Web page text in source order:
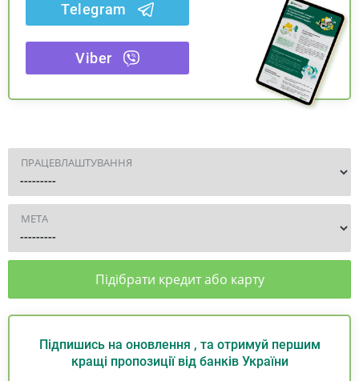
Telegram
Viber
ПРАЦЕВЛАШТУВАННЯ
МЕТА
Підібрати кредит або карту
Підпишись на оновлення , та отримуй першим
кращі пропозиції від банків України